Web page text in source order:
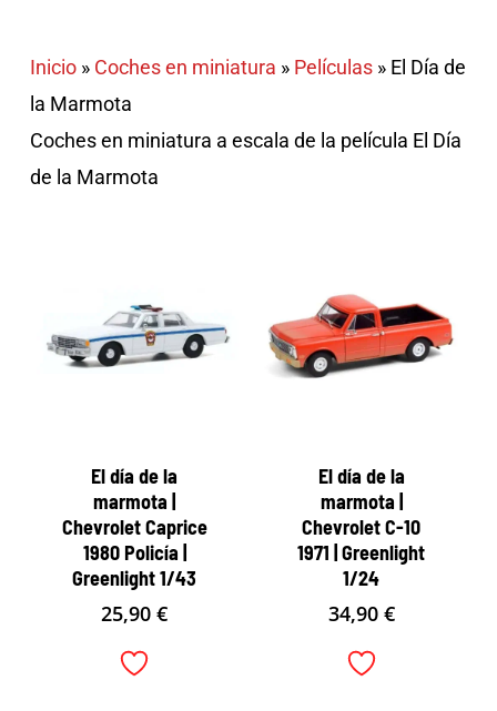
Inicio» Coches en miniatura » Películas» El Día de
la Marmota
Coches en miniatura a escala de la película El Día
de la Marmota
El día de la
marmota |
Chevrolet Caprice
1980 Policía |
Greenlight 1/43
25,90€
El día de la
marmota |
Chevrolet C-10
1971 | Greenlight
1/24
34,90 €